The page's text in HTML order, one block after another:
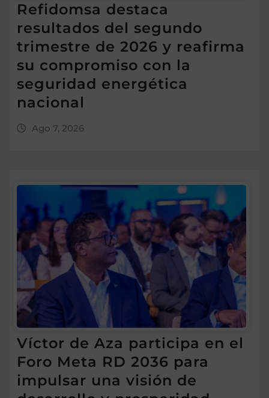
Refidomsa destaca
resultados del segundo
trimestre de 2026 y reafirma
su compromiso con la
seguridad energética
nacional
Ago 7, 2026
Víctor de Aza participa en el
Foro Meta RD 2036 para
impulsar una visión de